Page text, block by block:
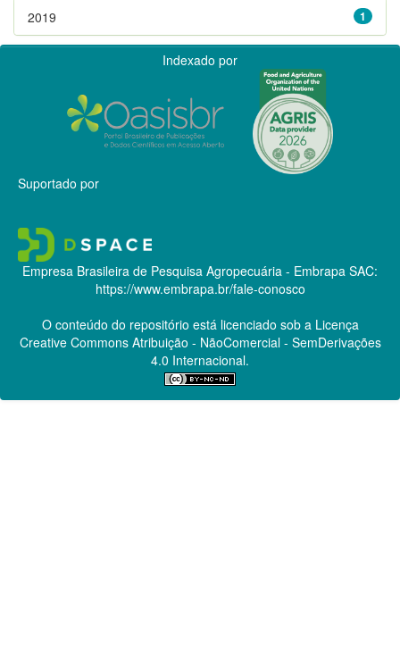
1
2019
Indexado por
Suportado por
Empresa Brasileira de Pesquisa Agropecuária - Embrapa SAC:
https://www.embrapa.br/fale-conosco
O conteúdo do repositório está licenciado sob a Licença
Creative CommonsAtribuição - NãoComercial - SemDerivações
4.0 Internacional.